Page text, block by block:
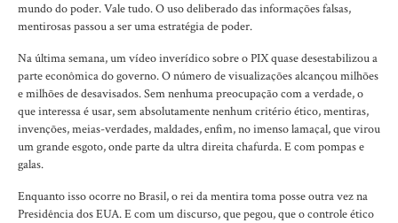
mundo do poder. Vale tudo. O uso deliberado das informações falsas,
mentirosas passou a ser uma estratégia de poder.
Na última semana, um vídeo inverídico sobre o PIX quase desestabilizou a
parte econômica do governo. O número de visualizações alcançou milhões
e milhões de desavisados. Sem nenhuma preocupação com a verdade, o
que interessa é usar, sem absolutamente nenhum critério ético, mentiras,
invenções, meias-verdades, maldades, enfim, no imenso lamaçal, que virou
um grande esgoto, onde parte da ultra direita chafurda. E com pompas e
galas.
Enquanto isso ocorre no Brasil, o rei da mentira toma posse outra vez na
Presidência dos EUA. E com um discurso, que pegou, que o controle ético